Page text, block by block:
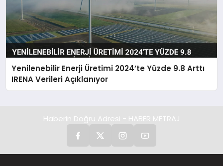
Yenilenebilir Enerji Üretimi 2024’te Yüzde 9.8 Arttı
IRENA Verileri Açıklanıyor
Haberin Doğru Adresi - HABER METRAJ